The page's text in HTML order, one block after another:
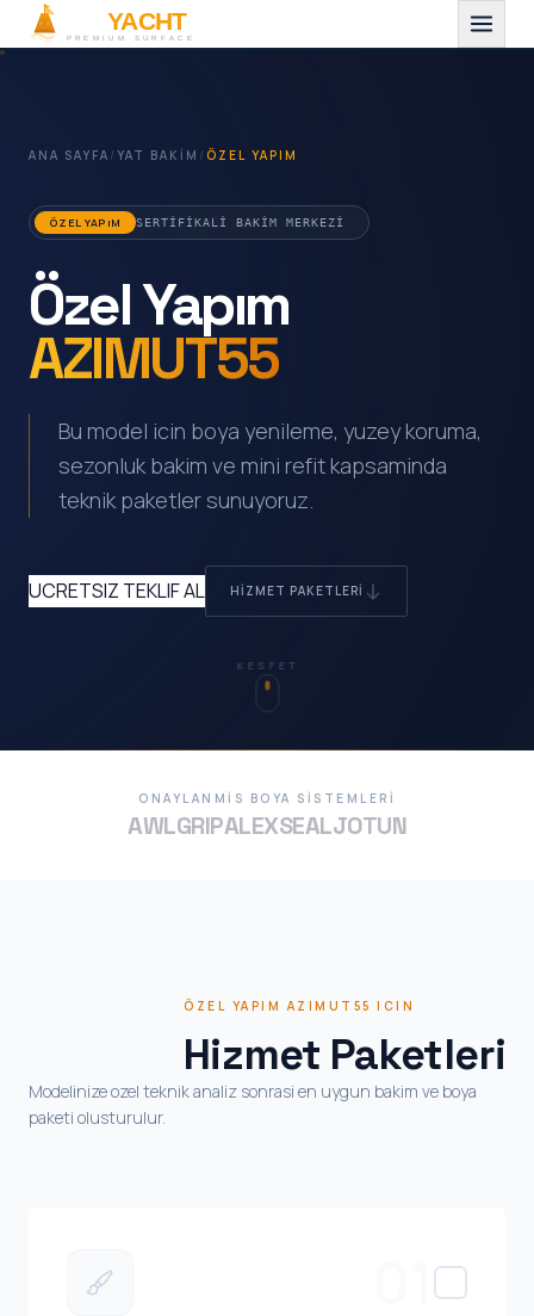
ANA SAYFA / YAT BAKIM / ÖZEL YAPIM
ÖZEL YAPıM SERTIFIKALI BAKIM MERKEZI
Özel Yapım
AZIMUT55
Bu model icin boya yenileme, yuzey koruma,
sezonluk bakim ve mini refit kapsaminda
teknik paketler sunuyoruz.
UCRETSIZ TEKLIF AL HIZMET PAKETLERI
KESFET
ONAYLANMIS BOYA SISTEMLERI
AWLGRIPALEXSEALJOTUN
ÖZEL YAPIM AZIMUT55 ICIN
Hizmet Paketleri
Modelinize ozel teknik analiz sonrasi en uygun bakim ve boya
paketi olusturulur.